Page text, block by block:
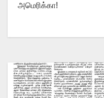
அமெரிக்கா!